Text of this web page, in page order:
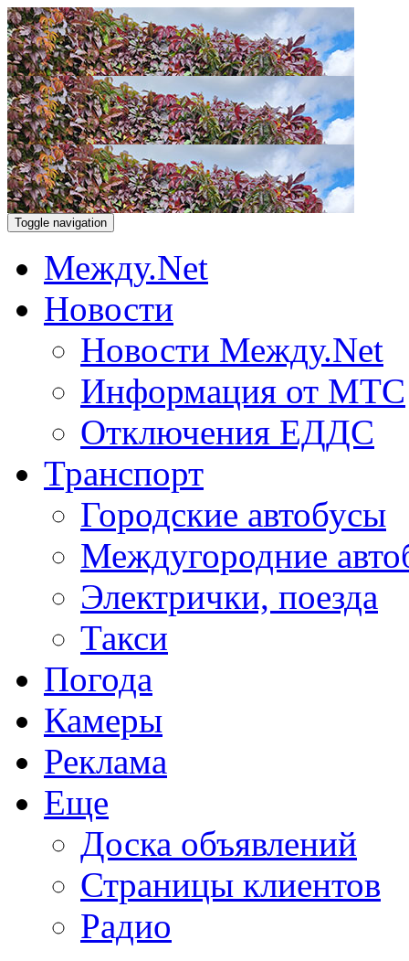
Toggle navigation
Между.Net
Новости
Новости Между.Net
Информация от МТС
Отключения ЕДДС
Транспорт
Городские автобусы
Междугородние
Электрички, поезда
Такси
Погода
Камеры
Реклама
Еще
Доска объявлений
Страницы клиентов
Радио